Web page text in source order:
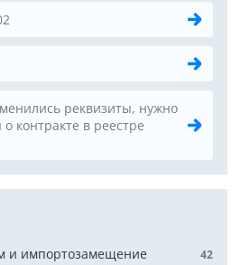
реквизиты, нужно
контракте в реестре
и импортозамещение 42